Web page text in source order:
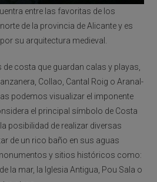
entre las favoritas de los
de la provincia de Alicante y es
su arquitectura medieval.
costa que guardan calas y playas,
Collao, Cantal Roig o Aranal-
podemos visualizar el imponente
el principal símbolo de Costa
posibilidad de realizar diversas
de un rico baño en sus aguas
y sitios históricos como:
la mar, la Iglesia Antigua, Pou Sala o